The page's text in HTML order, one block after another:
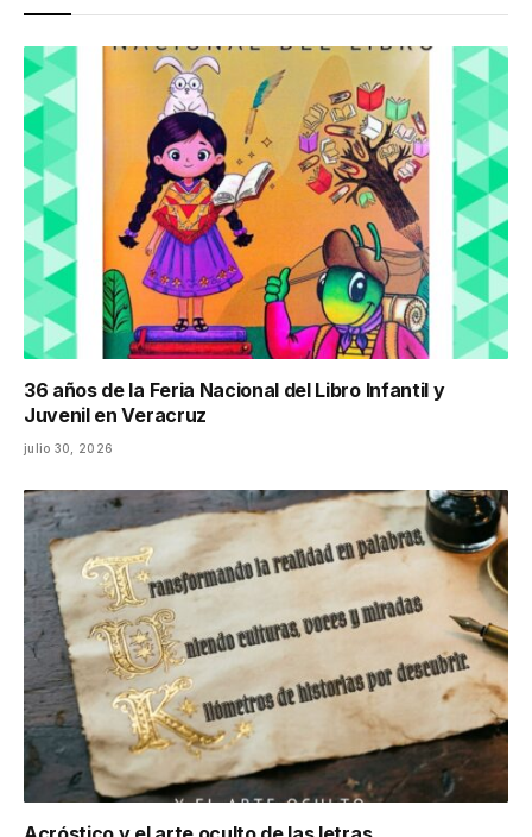
36 años de la Feria Nacional del Libro Infantil y
Juvenil en Veracruz
julio 30, 2026